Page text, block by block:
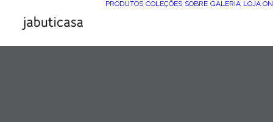
PRODUTOS COLEÇÕES SOBRE GALERIA LOJA